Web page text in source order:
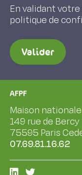
En validant
politique de
Valider
AFPF
Maison
149 rue de Bercy
75595 Paris
07.69.81.16.62